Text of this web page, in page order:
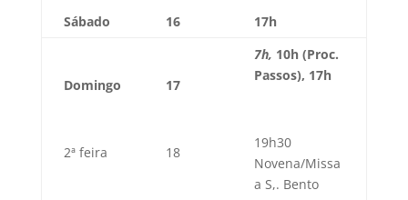
Sábado 16 17h
Domingo
2ª feira
17
18
7h, 10h (Proc.
Passos), 17h
19h30
Novena/Missa
a S,. Bento